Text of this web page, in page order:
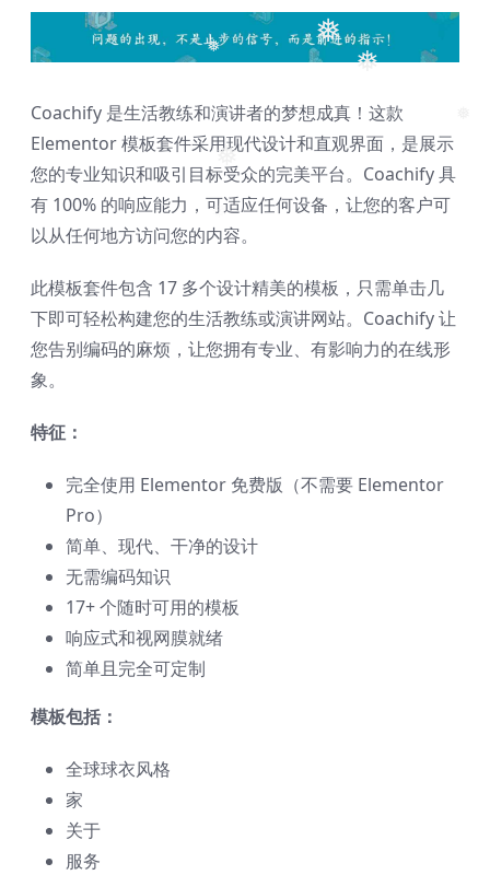
❅
❅
❅ ❅
❅
Coachify 是生活教练和演讲者的梦想成真！这款
Elementor 模板套件采用现代设计和直观界面，是展示
您的专业知识和吸引目标受众的完美平台。Coachify 具
有 100% 的响应能力，可适应任何设备，让您的客户可
以从任何地方访问您的内容。
此模板套件包含 17 多个设计精美的模板，只需单击几
下即可轻松构建您的生活教练或演讲网站。Coachify 让
您告别编码的麻烦，让您拥有专业、有影响力的在线形
象。
特征：
完全使用 Elementor 免费版（不需要 Elementor
Pro）
简单、现代、干净的设计
无需编码知识
17+ 个随时可用的模板
响应式和视网膜就绪
简单且完全可定制
模板包括：
全球球衣风格
家
关于
服务